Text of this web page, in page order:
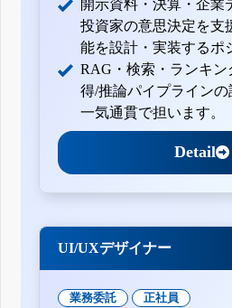
開示資料・決算・企業
投資家の意思決定を支
能を設計・実装するポ
RAG・検索・ランキン
得/推論パイプライン
一気通貫で担います。
Detail
UI/UXデザイナー
業務委託 正社員